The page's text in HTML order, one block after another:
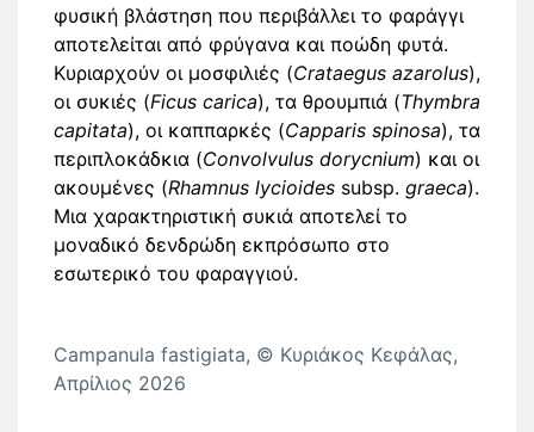
φυσική βλάστηση που περιβάλλει το φαράγγι
αποτελείται από φρύγανα και ποώδη φυτά.
Κυριαρχούν οι μοσφιλιές (Crataegus azarolus),
οι συκιές (Ficus carica), τα θρουμπιά (Thymbra
capitata), οι καππαρκές (Capparis spinosa), τα
περιπλοκάδκια (Convolvulus dorycnium) και οι
ακουμένες (Rhamnus lycioides subsp. graeca).
Μια χαρακτηριστική συκιά αποτελεί το
μοναδικό δενδρώδη εκπρόσωπο στο
εσωτερικό του φαραγγιού.
Campanula fastigiata, © Κυριάκος Κεφάλας,
Απρίλιος 2026